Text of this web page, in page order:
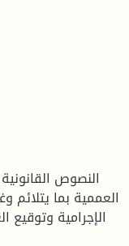
النصوص
العممية بما يتلائم
الإجرامية وتوقيع